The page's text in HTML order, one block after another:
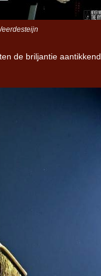
de briljantie aantikkend